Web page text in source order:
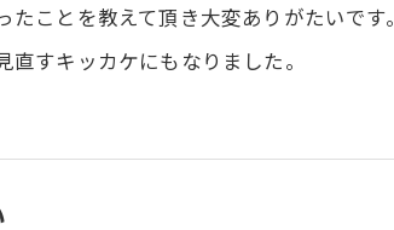
たことを教えて頂き大変ありがたいです。
すキッカケにもなりました。